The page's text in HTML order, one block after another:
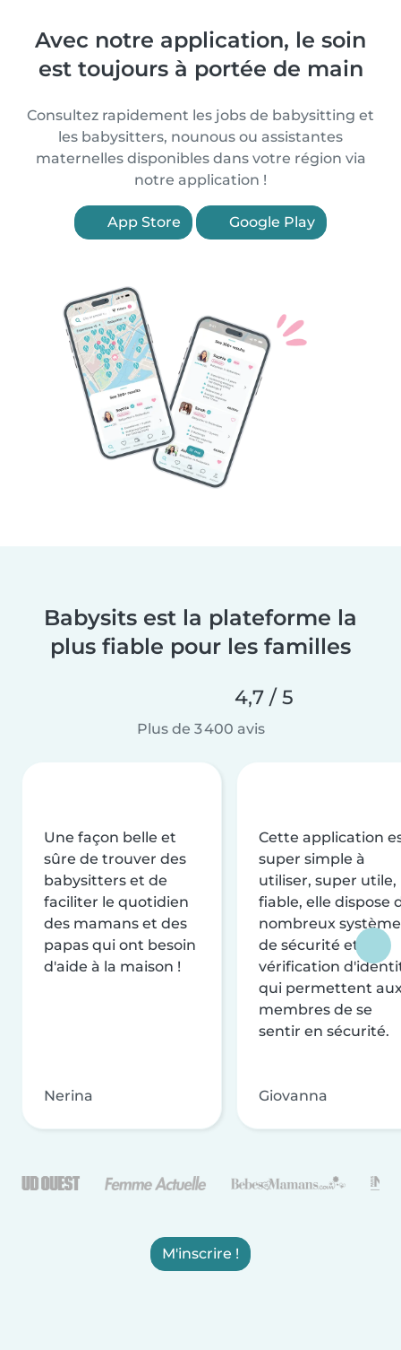
Avec notre application, le soin
est toujours à portée de main
Consultez rapidement les jobs de babysitting et
les babysitters, nounous ou assistantes
maternelles disponibles dans votre région via
notre application !
App Store Google Play
Babysits est la plateforme la
plus fiable pour les familles
4,7 / 5
Plus de 3 400 avis
Une façon belle et
sûre de trouver des
babysitters et de
faciliter le quotidien
des mamans et des
papas qui ont besoin
d'aide à la maison !
Nerina
Cette application
super simple à
utiliser, super utile,
fiable, elle dispose
nombreux
de sécurité et de
vérification
qui permettent
membres de se
sentir en sécurité.
Giovanna
M'inscrire !